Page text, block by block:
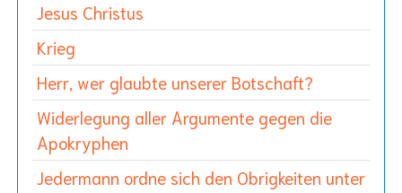
Jesus Christus
Krieg
Herr, wer glaubte unserer Botschaft?
Widerlegung aller Argumente gegen die
Apokryphen
Jedermann ordne sich den Obrigkeiten unter